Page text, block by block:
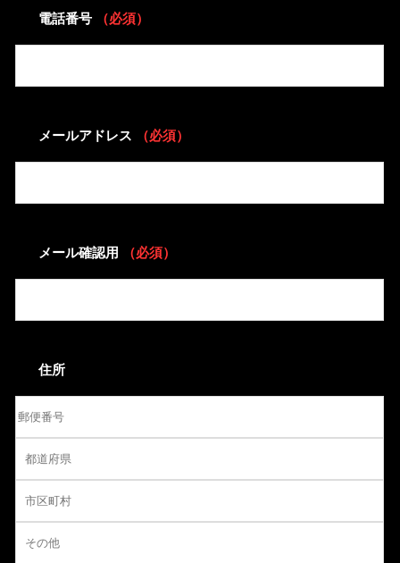
電話番号 （必須）
メールアドレス （必須）
メール確認用 （必須）
住所